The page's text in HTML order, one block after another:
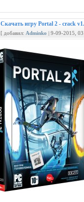
Скачать игру Portal 2 - crack
[ добавил: Adminko | 9-09-2015,